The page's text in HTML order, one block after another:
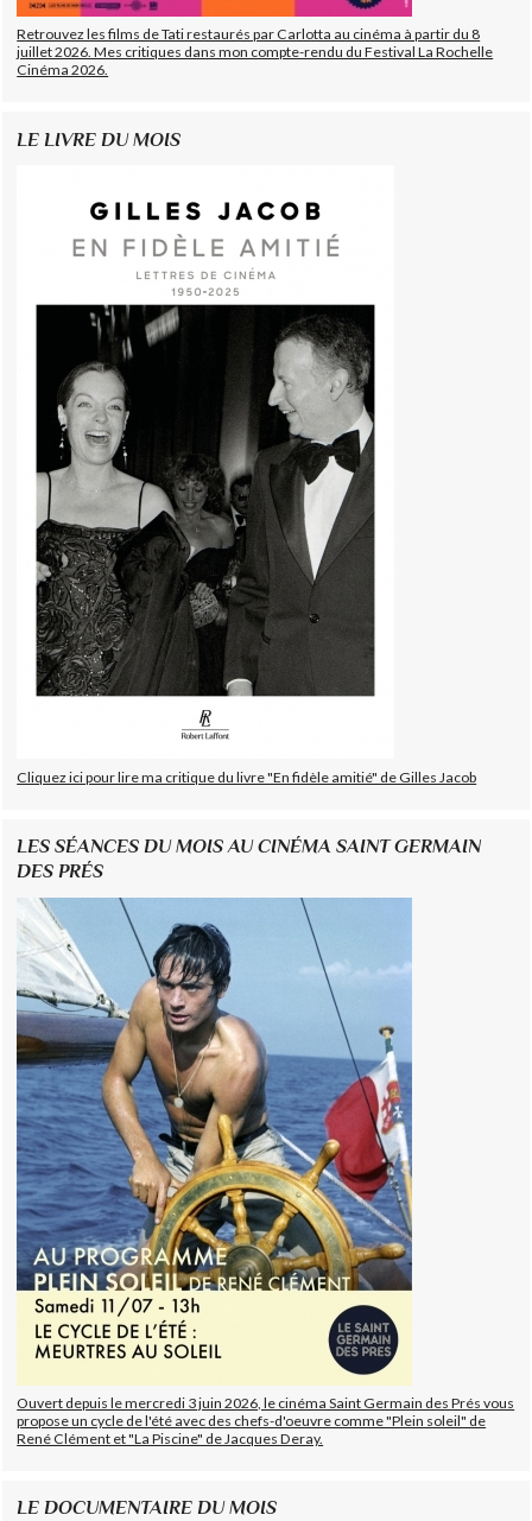
Retrouvez les films de Tati restaurés par Carlotta au cinéma à partir du 8
juillet 2026. Mes critiques dans mon compte-rendu du Festival La Rochelle
Cinéma 2026.
LE LIVRE DU MOIS
Cliquez ici pour lire ma critique du livre "En fidèle amitié" de Gilles Jacob
LES SÉANCES DU MOIS AU CINÉMA SAINT GERMAIN
DES PRÉS
Ouvert depuis le mercredi 3 juin 2026, le cinéma Saint Germain des Prés vous
propose un cycle de l'été avec des chefs-d'oeuvre comme "Plein soleil" de
René Clément et "La Piscine" de Jacques Deray.
LE DOCUMENTAIRE DU MOIS